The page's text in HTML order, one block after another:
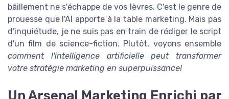
bâillement ne s'échappe de vos lèvres. C'est le genre de
prouesse que l'AI apporte à la table marketing. Mais pas
d'inquiétude, je ne suis pas en train de rédiger le script
d'un film de science-fiction. Plutôt, voyons ensemble
comment l'intelligence artificielle peut transformer
votre stratégie marketing en superpuissance!
Un Arsenal Marketing Enrichi par